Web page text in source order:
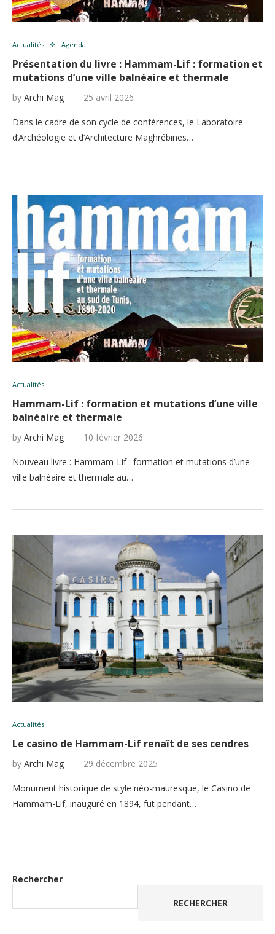
Actualités Agenda
Présentation du livre : Hammam-Lif : formation et
mutations d’une ville balnéaire et thermale
by Archi Mag 25 avril 2026
Dans le cadre de son cycle de conférences, le Laboratoire
d’Archéologie et d’Architecture Maghrébines…
Actualités
Hammam-Lif : formation et mutations d’une ville
balnéaire et thermale
by Archi Mag 10 février 2026
Nouveau livre : Hammam-Lif : formation et mutations d’une
ville balnéaire et thermale au…
Actualités
Le casino de Hammam-Lif renaît de ses cendres
by Archi Mag 29 décembre 2025
Monument historique de style néo-mauresque, le Casino de
Hammam-Lif, inauguré en 1894, fut pendant…
Rechercher
RECHERCHER